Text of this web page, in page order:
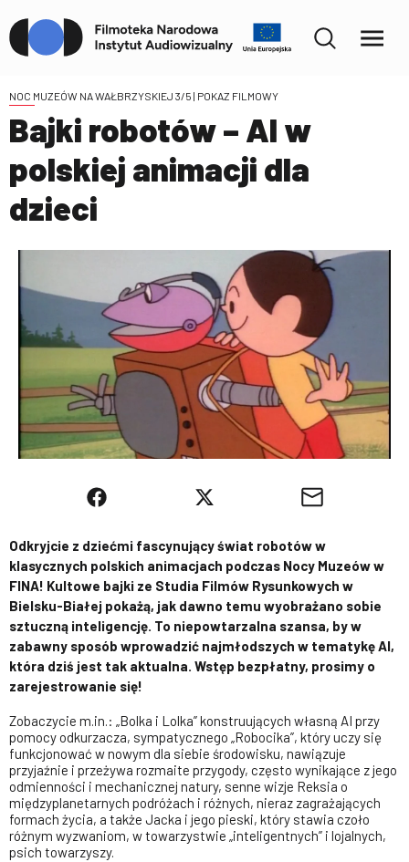
NOC MUZEÓW NA WAŁBRZYSKIEJ 3/5 | POKAZ FILMOWY
Bajki robotów – AI w
polskiej animacji dla
dzieci
Odkryjcie z dziećmi fascynujący świat robotów w
klasycznych polskich animacjach podczas Nocy Muzeów w
FINA! Kultowe bajki ze Studia Filmów Rysunkowych w
Bielsku-Białej pokażą, jak dawno temu wyobrażano sobie
sztuczną inteligencję. To niepowtarzalna szansa, by w
zabawny sposób wprowadzić najmłodszych w tematykę AI,
która dziś jest tak aktualna. Wstęp bezpłatny, prosimy o
zarejestrowanie się!
Zobaczycie m.in.: „Bolka i Lolka” konstruujących własną AI przy
pomocy odkurzacza, sympatycznego „Robocika”, który uczy się
funkcjonować w nowym dla siebie środowisku, nawiązuje
przyjaźnie i przeżywa rozmaite przygody, często wynikające z jego
odmienności i mechanicznej natury, senne wizje Reksia o
międzyplanetarnych podróżach i różnych, nieraz zagrażających
formach życia, a także Jacka i jego pieski, który stawia czoło
różnym wyzwaniom, w towarzystwie „inteligentnych” i lojalnych,
psich towarzyszy.